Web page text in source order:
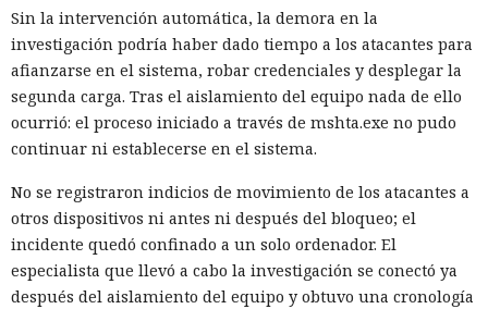
Sin la intervención automática, la demora en la
investigación podría haber dado tiempo a los atacantes para
afianzarse en el sistema, robar credenciales y desplegar la
segunda carga. Tras el aislamiento del equipo nada de ello
ocurrió: el proceso iniciado a través de mshta.exe no pudo
continuar ni establecerse en el sistema.
No se registraron indicios de movimiento de los atacantes a
otros dispositivos ni antes ni después del bloqueo; el
incidente quedó confinado a un solo ordenador. El
especialista que llevó a cabo la investigación se conectó ya
después del aislamiento del equipo y obtuvo una cronología